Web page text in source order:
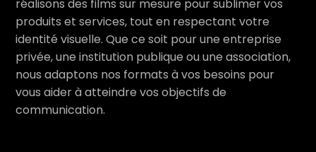
réalisons des films sur mesure pour sublimer vos
produits et services, tout en respectant votre
identité visuelle. Que ce soit pour une entreprise
privée, une institution publique ou une association,
nous adaptons nos formats à vos besoins pour
vous aider à atteindre vos objectifs de
communication.